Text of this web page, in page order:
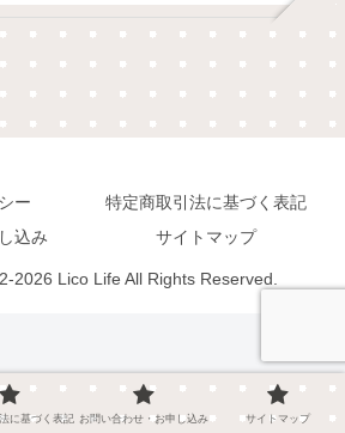
ー
特定商取引法に基づく表記
込み
サイトマップ
2026 Lico Life All Rights Reserved.
に基づく表記 お問い合わせ・お申し込み サイトマップ